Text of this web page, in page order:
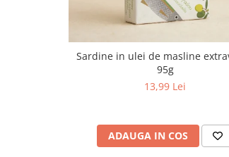
Sardine in ulei de masline
95g
13,99 Lei
ADAUGA IN COS